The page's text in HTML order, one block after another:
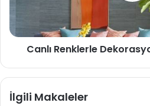
Canlı Renklerle
İlgili Makaleler